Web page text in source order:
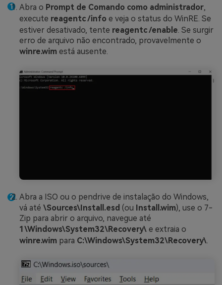
Abra o Prompt de Comando como administrador,
execute reagentc /info e veja o status do WinRE. Se
estiver desativado, tente reagentc /enable . Se surgir
erro de arquivo não encontrado, provavelmente o
winre.wim está ausente.
Abra a ISO ou o pendrive de instalação do Windows,
vá até \Sources\Install.esd (ou Install.wim), use o 7-
Zip para abrir o arquivo, navegue até
1\Windows\System32\Recovery\ e extraia o
winre.wim para C:\Windows\System32\Recovery\.